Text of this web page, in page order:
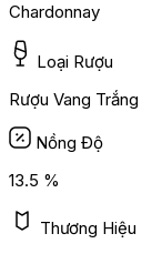
Chardonnay
Loại Rượu
Rượu Vang Trắng
Nồng Độ
13.5 %
Thương Hiệu